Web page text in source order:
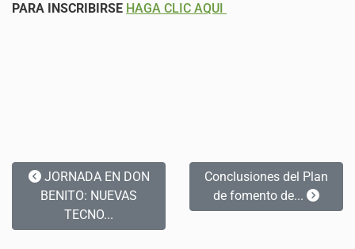
PARA INSCRIBIRSE HAGA CLIC AQUI
JORNADA EN DON
BENITO: NUEVAS
TECNO...
Conclusiones del Plan
de fomento de...